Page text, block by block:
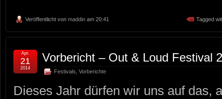
Veröffentlicht von maddin am 20:41 Tagged
Vorbericht – Out & Loud Festival
Festivals Vorberichte
Apr.
21
2014
Dieses Jahr dürfen wir uns auf das,